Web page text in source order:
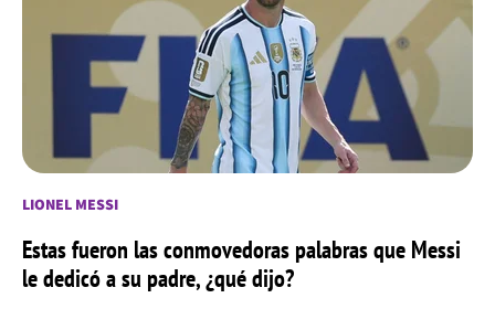
LIONEL MESSI
Estas fueron las conmovedoras palabras que Messi
le dedicó a su padre, ¿qué dijo?